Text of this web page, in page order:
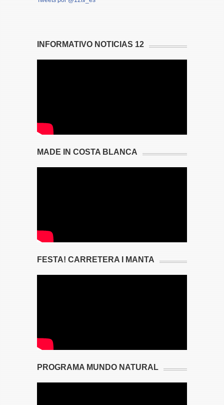
INFORMATIVO NOTICIAS 12
MADE IN COSTA BLANCA
FESTA! CARRETERA I MANTA
PROGRAMA MUNDO NATURAL